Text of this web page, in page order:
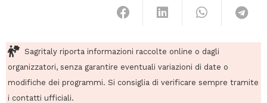
Sagritaly riporta informazioni raccolte online o dagli
organizzatori, senza garantire eventuali variazioni di date o
modifiche dei programmi. Si consiglia di verificare sempre tramite
i contatti ufficiali.